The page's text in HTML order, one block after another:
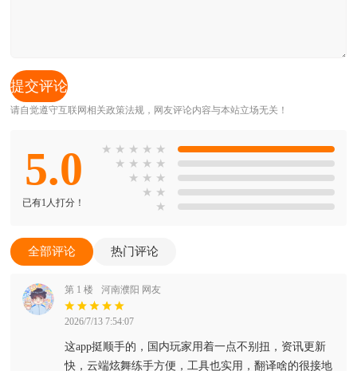
请自觉遵守互联网相关政策法规，网友评论内容与本站立场无关！
5.0
已有1人打分！
★ ★ ★ ★ ★
★ ★ ★ ★
★ ★ ★
★ ★
★
全部评论 热门评论
第 1 楼 河南濮阳 网友
2026/7/13 7:54:07
这app挺顺手的，国内玩家用着一点不别扭，资讯更新
快，云端炫舞练手方便，工具也实用，翻译啥的很接地